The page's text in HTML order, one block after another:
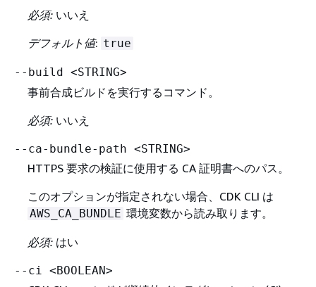
必須:いいえ
デフォルト値: true
--build <STRING>
事前合成ビルドを実行するコマンド。
必須:いいえ
--ca-bundle-path <STRING>
HTTPS 要求の検証に使用する CA 証明書へのパス。
このオプションが指定されない場合、CDK CLI は
AWS_CA_BUNDLE 環境変数から読み取ります。
必須:はい
--ci <BOOLEAN>